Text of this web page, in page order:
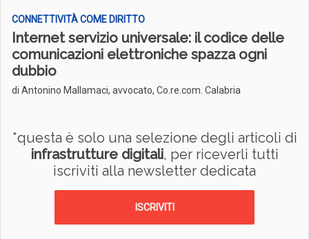
CONNETTIVITÀ COME DIRITTO
Internet servizio universale: il codice delle
comunicazioni elettroniche spazza ogni
dubbio
di Antonino Mallamaci, avvocato, Co.re.com. Calabria
*questa è solo una selezione degli articoli di
infrastrutture digitali, per riceverli tutti
iscriviti alla newsletter dedicata
ISCRIVITI